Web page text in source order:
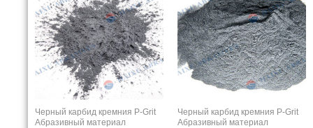
Черный карбид кремния P-Grit
Абразивный материал
Черный карбид кремния P-Grit
Абразивный материал